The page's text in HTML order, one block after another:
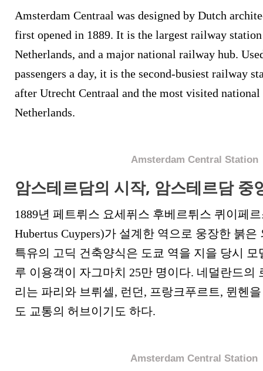
Amsterdam Centraal was designed by Dutch
first opened in 1889. It is the largest railway
Netherlands, and a major national railway hub.
passengers a day, it is the second-busiest railway
after Utrecht Centraal and the most visited
Netherlands.
Amsterdam Central Station
암스테르담의 시작, 암스테르담 중
1889년 페트뤼스 요세퓌스 후베르튀스 퀴이페르
Hubertus Cuypers)가 설계한 역으로 웅장한 붉
특유의 고딕 건축양식은 도쿄 역을 지을 당시
루 이용객이 자그마치 25만 명이다. 네덜란드의
리는 파리와 브뤼셀, 런던, 프랑크푸르트, 뮌헨
도 교통의 허브이기도 하다.
Amsterdam Central Station